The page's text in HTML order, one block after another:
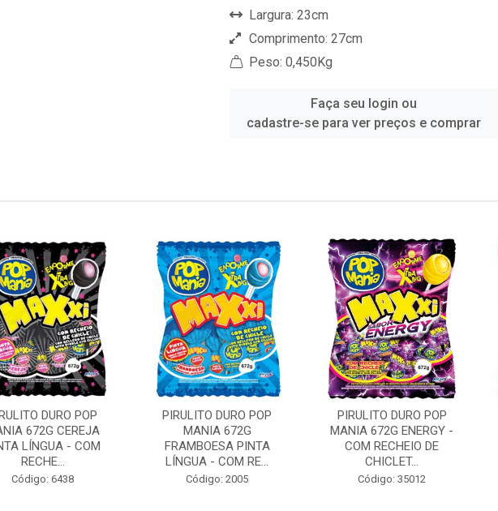
Largura: 23cm
Comprimento: 27cm
Peso: 0,450Kg
Faça seu login ou
cadastre-se para ver preços e comprar
DURO POP
672G CEREJA
LÍNGUA - COM
RECHE...
Código: 6438
PIRULITO DURO POP
MANIA 672G
FRAMBOESA PINTA
LÍNGUA - COM RE...
Código: 2005
PIRULITO DURO POP
MANIA 672G ENERGY -
COM RECHEIO DE
CHICLET...
Código: 35012